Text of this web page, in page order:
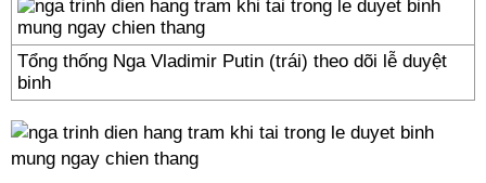
Tổng thống Nga Vladimir Putin (trái) theo dõi lễ duyệt
binh